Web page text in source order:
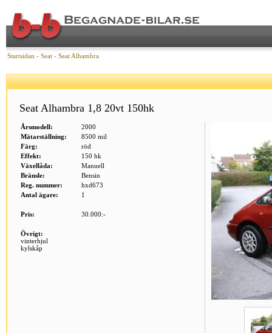
Startsidan - Seat - Seat Alhambra
Seat Alhambra 1,8 20vt 150hk
Årsmodell:
2000
Mätarställning:
8500 mil
Färg:
röd
Effekt:
150 hk
Växellåda:
Manuell
Bränsle:
Bensin
Reg. nummer:
hxd673
Antal ägare:
1
Pris: 30.000:-
Övrigt:
vinterhjul
kylskåp